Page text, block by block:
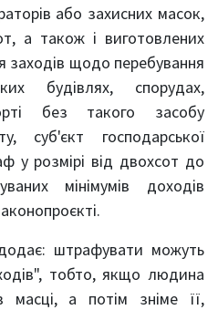
або захисних масок,
а також і виготовлених
заходів щодо перебування
будівлях, спорудах,
без такого засобу
суб'єкт господарської
у розмірі від двохсот до
мінімумів доходів
штрафувати можуть
тобто, якщо людина
а потім зніме її,